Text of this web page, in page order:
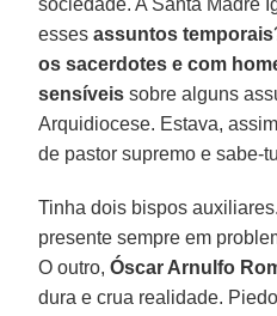
essesassuntos temporais
os sacerdotes e com
sensíveis sobre alguns
Arquidiocese. Estava,
de pastor supremo e sabe-
Tinha dois bispos
presente sempre em
O outro,Óscar Arnulfo
dura e crua realidade.